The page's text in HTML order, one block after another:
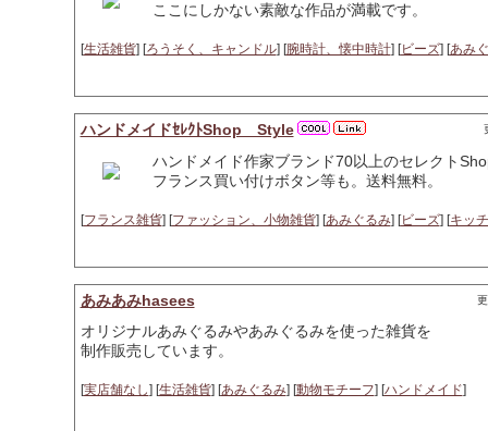
ここにしかない素敵な作品が満載です。
[生活雑貨] [ろうそく、キャンドル] [腕時計、懐中時計] [ビーズ] [あみ
ハンドメイドｾﾚｸﾄShop Style
ハンドメイド作家ブランド70以上のセレクト
フランス買い付けボタン等も。送料無料。
[フランス雑貨] [ファッション、小物雑貨] [あみぐるみ] [ビーズ] [キッ
あみあみhasees
オリジナルあみぐるみやあみぐるみを使った雑貨を
制作販売しています。
[実店舗なし] [生活雑貨] [あみぐるみ] [動物モチーフ] [ハンドメイド]